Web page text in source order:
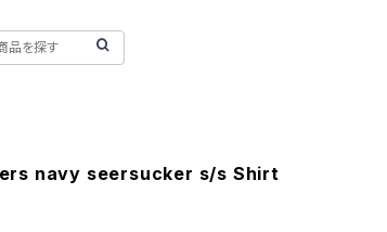
navy seersucker s/s Shirt